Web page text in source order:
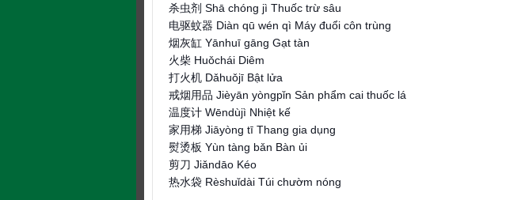
杀虫剂 Shā chóng jì Thuốc trừ sâu
电驱蚊器 Diàn qū wén qì Máy đuổi côn trùng
烟灰缸 Yānhuī gāng Gạt tàn
火柴 Huǒchái Diêm
打火机 Dǎhuǒjī Bật lửa
戒烟用品 Jièyān yòngpǐn Sản phẩm cai thuốc lá
温度计 Wēndùjì Nhiệt kế
家用梯 Jiāyòng tī Thang gia dụng
熨烫板 Yùn tàng bǎn Bàn ủi
剪刀 Jiǎndāo Kéo
热水袋 Rèshuǐdài Túi chườm nóng